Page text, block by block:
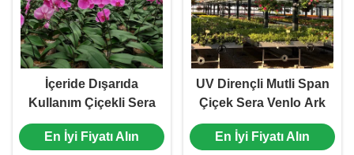
İçeride Dışarıda
Kullanım Çiçekli Sera
Ticari Seralar Hava
Durumuna Karşı
En İyi Fiyatı Alın
UV Dirençli Mutli Span
Çiçek Sera Venlo Ark
Tipi Su geçirmez
En İyi Fiyatı Alın